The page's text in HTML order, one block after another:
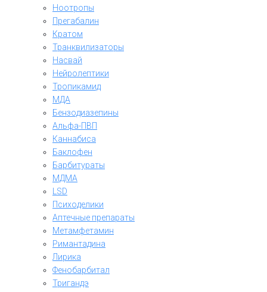
Ноотропы
Прегабалин
Кратом
Транквилизаторы
Насвай
Нейролептики
Тропикамид
МДА
Бензодиазепины
Альфа-ПВП
Каннабиса
Баклофен
Барбитураты
МДМА
LSD
Психоделики
Аптечные препараты
Метамфетамин
Римантадина
Лирика
Фенобарбитал
Тригандэ